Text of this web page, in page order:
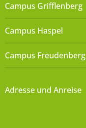
Campus Grifflenberg
Campus Haspel
Campus Freudenberg
Adresse und Anreise